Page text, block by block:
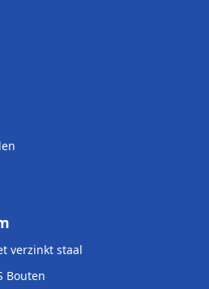
verzinkt staal
Bouten